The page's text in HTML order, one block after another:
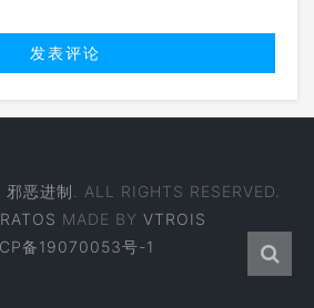
邪恶进制 . ALL RIGHTS RESERVED.
MADE BY VTROIS
备19070053号-1